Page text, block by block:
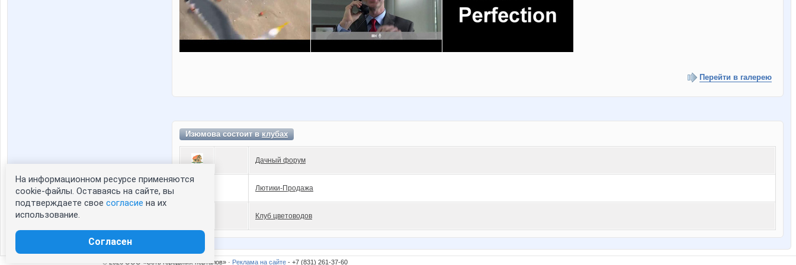
Перейти в галерею
Изюмова состоит вклубах
Дачный форум
Лютики-Продажа
Клуб цветоводов
© 2026 ООО «Сеть городских порталов» · Реклама на сайте - +7 (831) 261-37-60
На информационном ресурсе применяются
cookie-файлы. Оставаясь на сайте, вы
подтверждаете свое согласие на их
использование.
Согласен